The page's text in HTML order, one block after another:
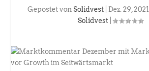
Gepostet vonSolidvest Dez. 29, 2021
Solidvest|